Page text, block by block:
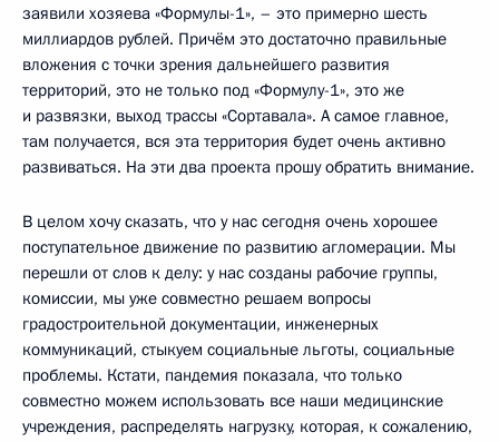
заявили хозяева «Формулы-1», – это примерно шесть
миллиардов рублей. Причём это достаточно правильные
вложения с точки зрения дальнейшего развития
территорий, это не только под «Формулу-1», это же
и развязки, выход трассы «Сортавала». А самое главное,
там получается, вся эта территория будет очень активно
развиваться. На эти два проекта прошу обратить внимание.
В целом хочу сказать, что у нас сегодня очень хорошее
поступательное движение по развитию агломерации. Мы
перешли от слов к делу: у нас созданы рабочие группы,
комиссии, мы уже совместно решаем вопросы
градостроительной документации, инженерных
коммуникаций, стыкуем социальные льготы, социальные
проблемы. Кстати, пандемия показала, что только
совместно можем использовать все наши медицинские
учреждения, распределять нагрузку, которая, к сожалению,